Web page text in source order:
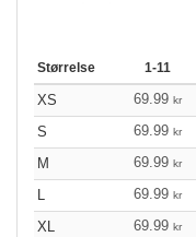
Størrelse 1-11
XS 69.99 kr
S
69.99 kr
M
69.99 kr
L
69.99 kr
XL
69.99 kr